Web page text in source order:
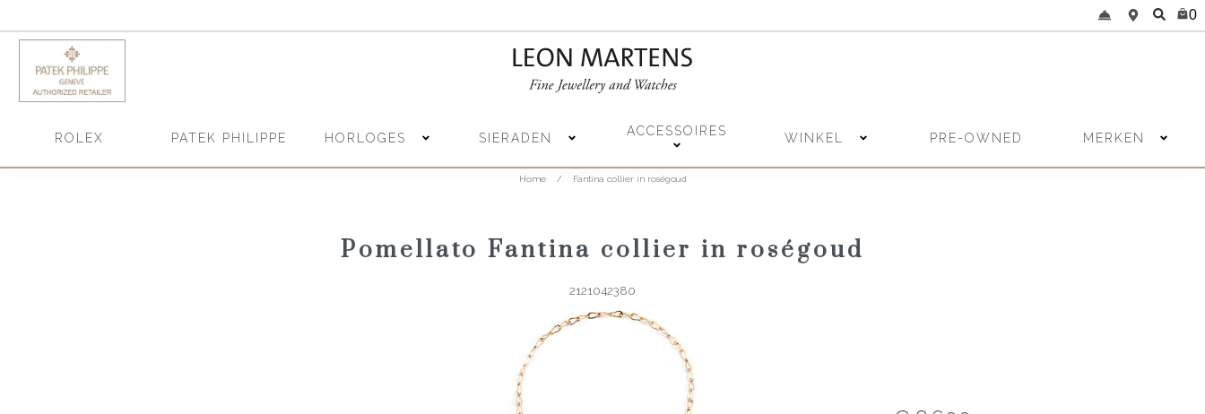
0
ROLEX PATEK PHILIPPE HORLOGES SIERADEN ACCESSOIRES WINKEL PRE-OWNED MERKEN
Home / Fantina collier in roségoud
Pomellato Fantina collier in roségoud
2121042380